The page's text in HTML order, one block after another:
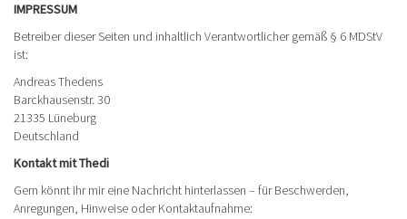
IMPRESSUM
Betreiber dieser Seiten und inhaltlich Verantwortlicher gemäß § 6 MDStV
ist:
Andreas Thedens
Barckhausenstr. 30
21335 Lüneburg
Deutschland
Kontakt mit Thedi
Gern könnt ihr mir eine Nachricht hinterlassen – für Beschwerden,
Anregungen, Hinweise oder Kontaktaufnahme: